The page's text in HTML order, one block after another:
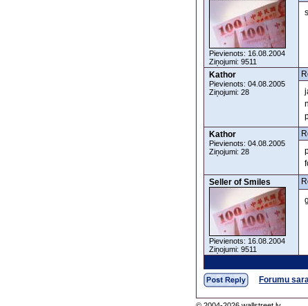
Pievienots: 16.08.2004
Ziņojumi: 9511
Kathor
Pievienots: 04.08.2005
Ziņojumi: 28
Kathor
Pievienots: 04.08.2005
Ziņojumi: 28
Seller of Smiles
Pievienots: 16.08.2004
Ziņojumi: 9511
Forumu